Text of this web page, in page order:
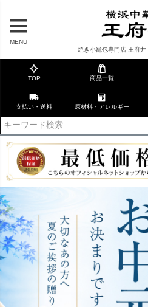
MENU
焼き小籠包専門店 王府井
TOP 商品一覧
支払い・送料 原材料・アレルギー